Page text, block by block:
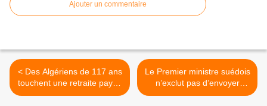
Ajouter un commentaire
< Des Algériens de 117 ans
touchent une retraite payée
par la France pendant que
Le Premier ministre suédois
n’exclut pas d’envoyer
l’armée contre les gangs de